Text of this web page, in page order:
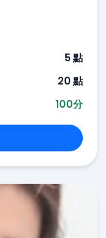
5 點
20 點
100分